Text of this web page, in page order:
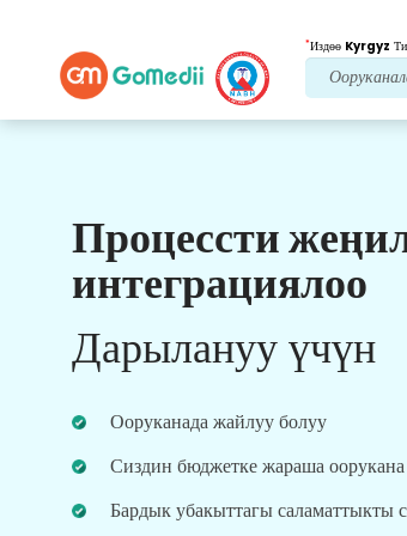
*Издөө Kyrgyz
Процессти
интеграциялоо
Дарылануу үчүн
Ооруканада жайлуу болуу
Сиздин бюджетке жараша
Бардык убакыттагы саламаттыкты
Биздин артыкчылыктар
Пост дарылоокам
көрүү
Ар дайым көйгөйлөрүңүздү чечүү үчүн биздин
дарылоо муктаждыктарыңыз боюнча